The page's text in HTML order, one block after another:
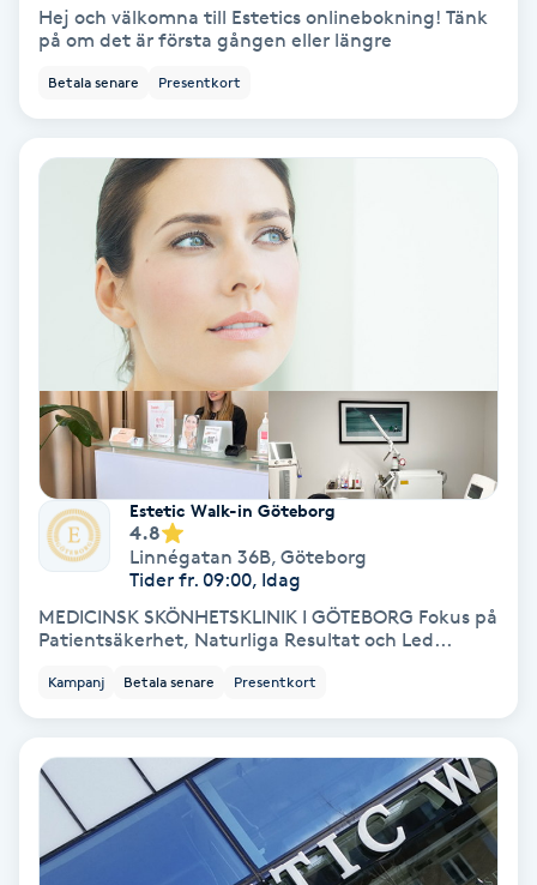
Naglar borttagning
Naprapati
Navelpiercing
NBE-massage
Olaplexbehandling
Ombre
Ombre brows
Optiker
Ortobionomi
Hej och välkomna till Estetics onlinebokning! Tänk
på om det är första gången eller längre
Betala senare Presentkort
Estetic Walk-in Göteborg
4.8
Linnégatan 36B, Göteborg
Tider fr. 09:00, Idag
MEDICINSK SKÖNHETSKLINIK I GÖTEBORG Fokus på
Patientsäkerhet, Naturliga Resultat och Led...
Kampanj Betala senare Presentkort